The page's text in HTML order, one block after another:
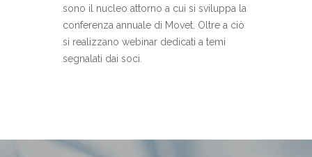
sono il nucleo attorno a cui si sviluppa la
conferenza annuale di Movet. Oltre a ciò
si realizzano webinar dedicati a temi
segnalati dai soci.